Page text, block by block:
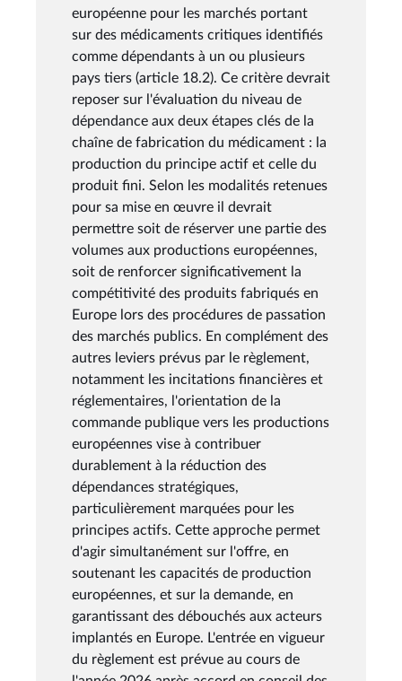
européenne pour les marchés portant
sur des médicaments critiques identifiés
comme dépendants à un ou plusieurs
pays tiers (article 18.2). Ce critère devrait
reposer sur l'évaluation du niveau de
dépendance aux deux étapes clés de la
chaîne de fabrication du médicament : la
production du principe actif et celle du
produit fini. Selon les modalités retenues
pour sa mise en œuvre il devrait
permettre soit de réserver une partie des
volumes aux productions européennes,
soit de renforcer significativement la
compétitivité des produits fabriqués en
Europe lors des procédures de passation
des marchés publics. En complément des
autres leviers prévus par le règlement,
notamment les incitations financières et
réglementaires, l'orientation de la
commande publique vers les productions
européennes vise à contribuer
durablement à la réduction des
dépendances stratégiques,
particulièrement marquées pour les
principes actifs. Cette approche permet
d'agir simultanément sur l'offre, en
soutenant les capacités de production
européennes, et sur la demande, en
garantissant des débouchés aux acteurs
implantés en Europe. L'entrée en vigueur
du règlement est prévue au cours de